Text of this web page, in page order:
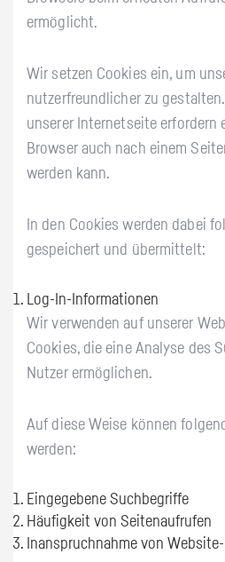
ermöglicht.
Wir setzen Cookies ein, um
nutzerfreundlicher zu
unserer Internetseite erfordern
Browser auch nach einem
werden kann.
In den Cookies werden dabei
gespeichert und übermittelt:
Log-In-Informationen
Wir verwenden auf unserer
Cookies, die eine Analyse des
Nutzer ermöglichen.
Auf diese Weise können
werden:
Eingegebene Suchbegriffe
Häufigkeit von Seitenaufrufen
Inanspruchnahme von